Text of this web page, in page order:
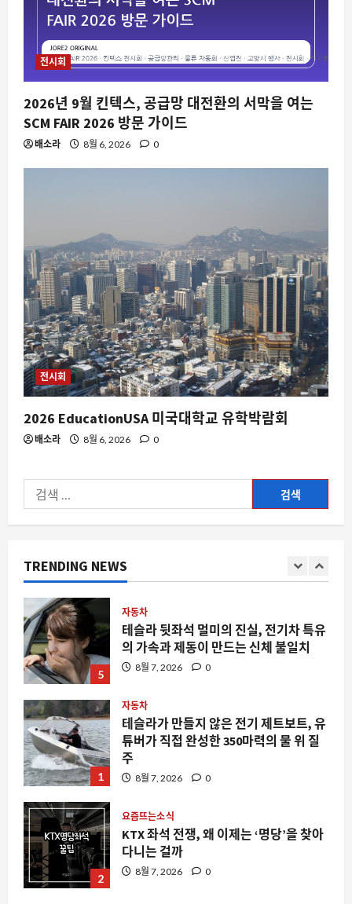
전시회
2026년 9월 킨텍스, 공급망 대전환의 서막을 여는
SCM FAIR 2026 방문 가이드
배소라 8월 6, 2026 0
전시회
2026 EducationUSA 미국대학교 유학박람회
배소라 8월 6, 2026 0
색:
TRENDING NEWS
4
삼전과 SK하이닉스, 엔비디아를 앞선
375조 원의 현금성 자산과 주주환원 전
쟁의 서막
8월 7, 2026 0
자동차
테슬라 뒷좌석 멀미의 진실, 전기차 특유
의 가속과 제동이 만드는 신체 불일치
1
튜버가 직접 완성한 350마력의 물 위 질
주
8월 7, 2026 0
2
요즘뜨는소식
KTX 좌석 전쟁, 왜 이제는 ‘명당’을 찾아
다니는 걸까
8월 7, 2026 0
Steam 창작마당에서 ‘I neeeeeed this
as a wallpaper’가 화제인 이유와 배경
4
5
자동차
테슬라 뒷좌석 멀미의 진실, 전기차 특유
의 가속과 제동이 만드는 신체 불일치
8월 7, 2026 0
1
자동차
테슬라가 만들지 않은 전기 제트보트, 유
튜버가 직접 완성한 350마력의 물 위 질
주
8월 7, 2026 0
2
요즘뜨는소식
KTX 좌석 전쟁, 왜 이제는 ‘명당’을 찾아
다니는 걸까
8월 7, 2026 0